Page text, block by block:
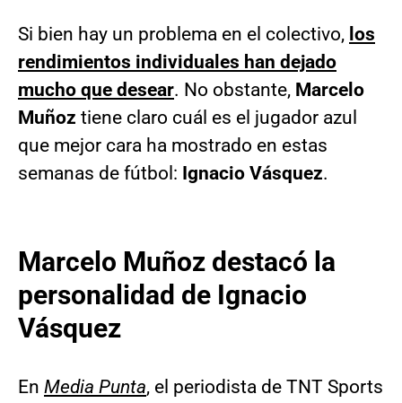
Si bien hay un problema en el colectivo, los
rendimientos individuales han dejado
mucho que desear. No obstante, Marcelo
Muñoz tiene claro cuál es el jugador azul
que mejor cara ha mostrado en estas
semanas de fútbol: Ignacio Vásquez.
Marcelo Muñoz destacó la
personalidad de Ignacio
Vásquez
En Media Punta, el periodista de TNT Sports